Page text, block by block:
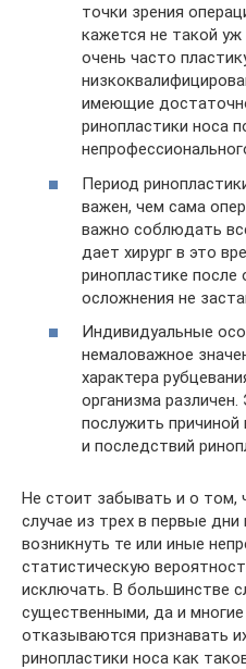
точки зрения
кажется не такой
очень часто
имеющие
ринопластики носа
Период
важен, чем сама
важно соблюдать
дает хирург в это
ринопластике
осложнения не
Индивидуальные
немаловажное
характера
организма
послужить причиной
и последствий
Не стоит забывать и о том,
случае из трех в первые
возникнуть те или иные
статистическую
исключать. В большинстве
существенными, да и
отказываются признавать
ринопластики носа как